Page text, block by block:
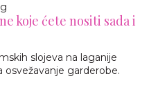
koje ćete nositi sada i
slojeva na laganije
garderobe.